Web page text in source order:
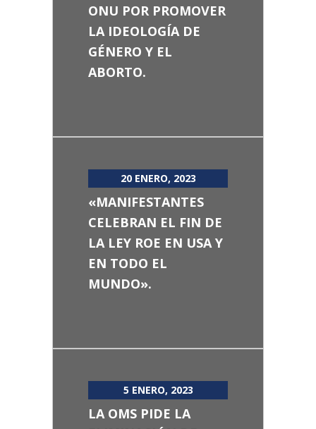
ONU POR PROMOVER
LA IDEOLOGÍA DE
GÉNERO Y EL
ABORTO.
20 ENERO, 2023
«MANIFESTANTES
CELEBRAN EL FIN DE
LA LEY ROE EN USA Y
EN TODO EL
MUNDO».
5 ENERO, 2023
LA OMS PIDE LA